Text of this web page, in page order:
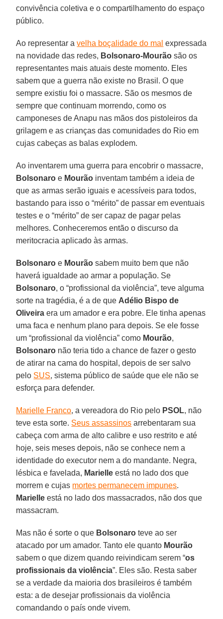
convivência coletiva e o compartilhamento do espaço
público.
Ao representar avelha boçalidade do mal expressada
na novidade das redes, Bolsonaro-Mourão são os
representantes mais atuais deste momento. Eles
sabem que a guerra não existe no Brasil. O que
sempre existiu foi o massacre. São os mesmos de
sempre que continuam morrendo, como os
camponeses de Anapu nas mãos dos pistoleiros da
grilagem e as crianças das comunidades do Rio em
cujas cabeças as balas explodem.
Ao inventarem uma guerra para encobrir o massacre,
Bolsonaro e Mourão inventam também a ideia de
que as armas serão iguais e acessíveis para todos,
bastando para isso o “mérito” de passar em eventuais
testes e o “mérito” de ser capaz de pagar pelas
melhores. Conheceremos então o discurso da
meritocracia aplicado às armas.
Bolsonaro e Mourão sabem muito bem que não
haverá igualdade ao armar a população. Se
Bolsonaro, o “profissional da violência”, teve alguma
sorte na tragédia, é a de que Adélio Bispo de
Oliveira era um amador e era pobre. Ele tinha apenas
uma faca e nenhum plano para depois. Se ele fosse
um “profissional da violência” como Mourão,
Bolsonaro não teria tido a chance de fazer o gesto
de atirar na cama do hospital, depois de ser salvo
pelo SUS, sistema público de saúde que ele não se
esforça para defender.
Marielle Franco, a vereadora do Rio pelo PSOL, não
teve esta sorte. Seus assassinos arrebentaram sua
cabeça com arma de alto calibre e uso restrito e até
hoje, seis meses depois, não se conhece nem a
identidade do executor nem a do mandante. Negra,
lésbica e favelada, Marielle está no lado dos que
morrem e cujas mortes permanecem impunes.
Marielle está no lado dos massacrados, não dos que
massacram.
Mas não é sorte o que Bolsonaro teve ao ser
atacado por um amador. Tanto ele quanto Mourão
sabem o que dizem quando reivindicam serem “os
profissionais da violência”. Eles são. Resta saber
se a verdade da maioria dos brasileiros é também
esta: a de desejar profissionais da violência
comandando o país onde vivem.